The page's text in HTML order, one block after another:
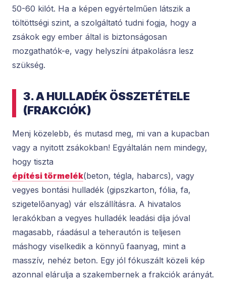
50-60 kilót. Ha a képen egyértelműen látszik a
töltöttségi szint, a szolgáltató tudni fogja, hogy a
zsákok egy ember által is biztonságosan
mozgathatók-e, vagy helyszíni átpakolásra lesz
szükség.
3. A HULLADÉK ÖSSZETÉTELE
(FRAKCIÓK)
Menj közelebb, és mutasd meg, mi van a kupacban
vagy a nyitott zsákokban! Egyáltalán nem mindegy,
hogy tiszta
építési törmelék(beton, tégla, habarcs), vagy
vegyes bontási hulladék (gipszkarton, fólia, fa,
szigetelőanyag) vár elszállításra. A hivatalos
lerakókban a vegyes hulladék leadási díja jóval
magasabb, ráadásul a teherautón is teljesen
máshogy viselkedik a könnyű faanyag, mint a
masszív, nehéz beton. Egy jól fókuszált közeli kép
azonnal elárulja a szakembernek a frakciók arányát.